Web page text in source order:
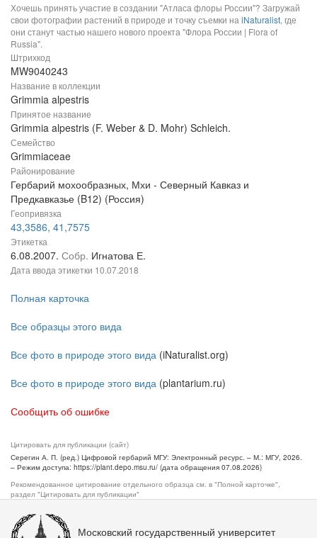
Хочешь принять участие в создании "Атласа флоры России"? Загружай
свои фотографии растений в природе и точку съемки на iNaturalist, где
они станут частью нашего нового проекта "Флора России | Flora of
Russia".
Штрихкод
MW9040243
Название в коллекции
Grimmia alpestris
Принятое название
Grimmia alpestris (F. Weber & D. Mohr) Schleich.
Семейство
Grimmiaceae
Районирование
Гербарий мохообразных, Мхи - Северный Кавказ и
Предкавказье (B12) (Россия)
Геопривязка
43,3586, 41,7575
Этикетка
6.08.2007. Собр. Игнатова Е.
Дата ввода этикетки 10.07.2018
Полная карточка
Все образцы этого вида
Все фото в природе этого вида (iNaturalist.org)
Все фото в природе этого вида (plantarium.ru)
Сообщить об ошибке
Цитировать для публикации (сайт)
Серегин А. П. (ред.) Цифровой гербарий МГУ: Электронный ресурс. – М.: МГУ, 2026.
– Режим доступа: https://plant.depo.msu.ru/ (дата обращения 07.08.2026)
Рекомендованное цитирование отдельного образца см. в "Полной карточке",
раздел "Цитировать для публикации"
Московский государственный университет